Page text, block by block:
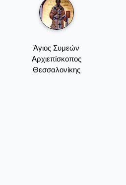
Άγιος Συμεών
Αρχιεπίσκοπος
Θεσσαλονίκης